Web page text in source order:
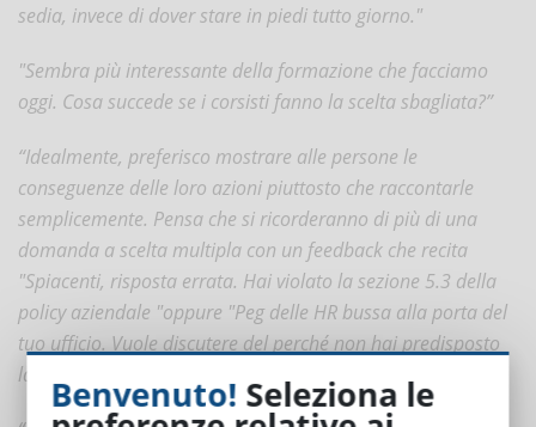
sedia, invece di dover stare in piedi tutto giorno."
"Sembra più interessante della formazione che facciamo
oggi. Cosa succede se i corsisti fanno la scelta sbagliata?”
“Idealmente, preferisco mostrare alle persone le
conseguenze delle loro azioni piuttosto che raccontarle
semplicemente. Pensa che si ricorderanno di più di una
domanda a scelta multipla con un feedback che recita
"Spiacenti, risposta errata. Hai violato la sezione 5.3 della
policy aziendale "oppure "Peg delle HR bussa alla porta del
tuo ufficio. Vuole discutere del perché non hai predisposto
la postazione di Rhonda mettendo una sedia"? "
Benvenuto! Seleziona le